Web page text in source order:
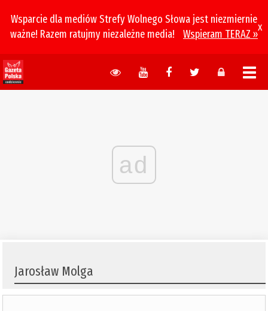
Wsparcie dla mediów Strefy Wolnego Słowa jest niezmiernie
ważne! Razem ratujmy niezależne media!
Wspieram TERAZ »
x
ad
Jarosław Molga